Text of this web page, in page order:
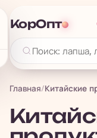
КорОпт
Главная/Китайские